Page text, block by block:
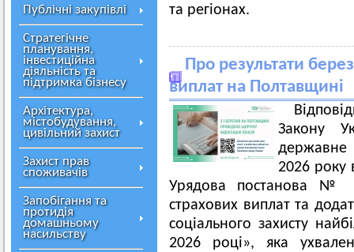
Публічні закупівлі
Стратегічне
планування,
інвестиційна
діяльність та
підтримка бізнесу
Архітектура,
містобудування,
цивільний захист
Захист прав
споживачів
Запобігання та
протидія
домашньому
насильству
та регіонах.
Про результати
виплат на Полтавщині
Закону
державне
2026 року
Урядова постанова №
страхових виплат та
соціального захисту
2026 році», яка